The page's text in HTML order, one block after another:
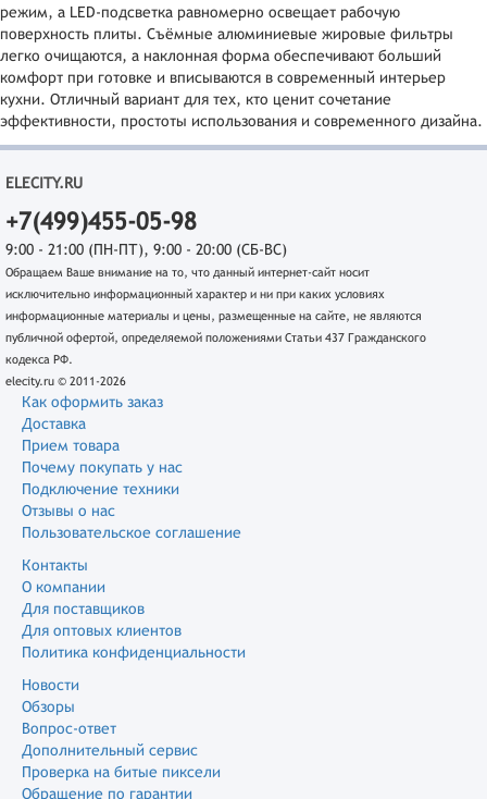
режим, а LED-подсветка равномерно освещает рабочую
поверхность плиты. Съёмные алюминиевые жировые фильтры
легко очищаются, а наклонная форма обеспечивают больший
комфорт при готовке и вписываются в современный интерьер
кухни. Отличный вариант для тех, кто ценит сочетание
эффективности, простоты использования и современного дизайна.
ELECITY.RU
+7(499)455-05-98
9:00 - 21:00 (ПН-ПТ), 9:00 - 20:00 (СБ-ВС)
Обращаем Ваше внимание на то, что данный интернет-сайт носит
исключительно информационный характер и ни при каких условиях
информационные материалы и цены, размещенные на сайте, не являются
публичной офертой, определяемой положениями Статьи 437 Гражданского
кодекса РФ.
elecity.ru © 2011-2026
Как оформить заказ
Доставка
Прием товара
Почему покупать у нас
Подключение техники
Отзывы о нас
Пользовательское соглашение
Контакты
О компании
Для поставщиков
Для оптовых клиентов
Политика конфиденциальности
Новости
Обзоры
Вопрос-ответ
Дополнительный сервис
Проверка на битые пиксели
Обращение по гарантии